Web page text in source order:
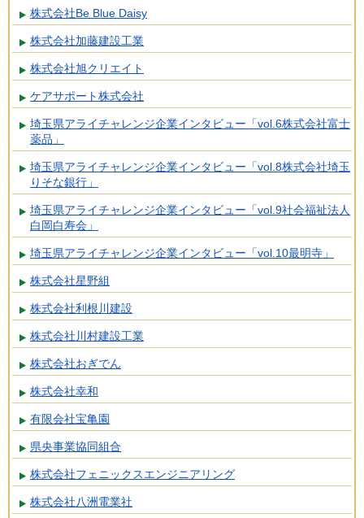
株式会社Be Blue Daisy
株式会社加藤建設工業
株式会社旭クリエイト
ケアサポート株式会社
埼玉県アライチャレンジ企業インタビュー「vol.6株式会社富士
薬品」
埼玉県アライチャレンジ企業インタビュー「vol.8株式会社埼玉
りそな銀行」
埼玉県アライチャレンジ企業インタビュー「vol.9社会福祉法人
白岡白寿会」
埼玉県アライチャレンジ企業インタビュー「vol.10最明寺」
株式会社星野組
株式会社利根川建設
株式会社川村建設工業
株式会社おぎでん
株式会社幸和
有限会社宝亀園
県央事業協同組合
株式会社フェニックスエンジニアリング
株式会社八洲電業社